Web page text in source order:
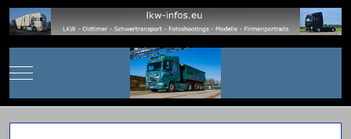
Mobile Menu Toggle